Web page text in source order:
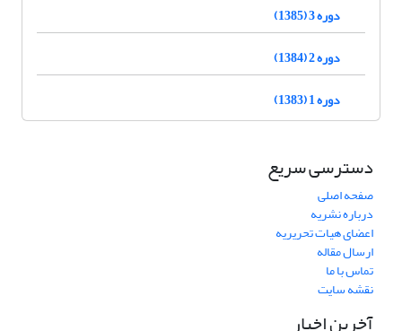
دوره 3 (1385)
دوره 2 (1384)
دوره 1 (1383)
دسترسی سریع
صفحه اصلی
درباره نشریه
اعضای هیات تحریریه
ارسال مقاله
تماس با ما
نقشه سایت
آخرین اخبار